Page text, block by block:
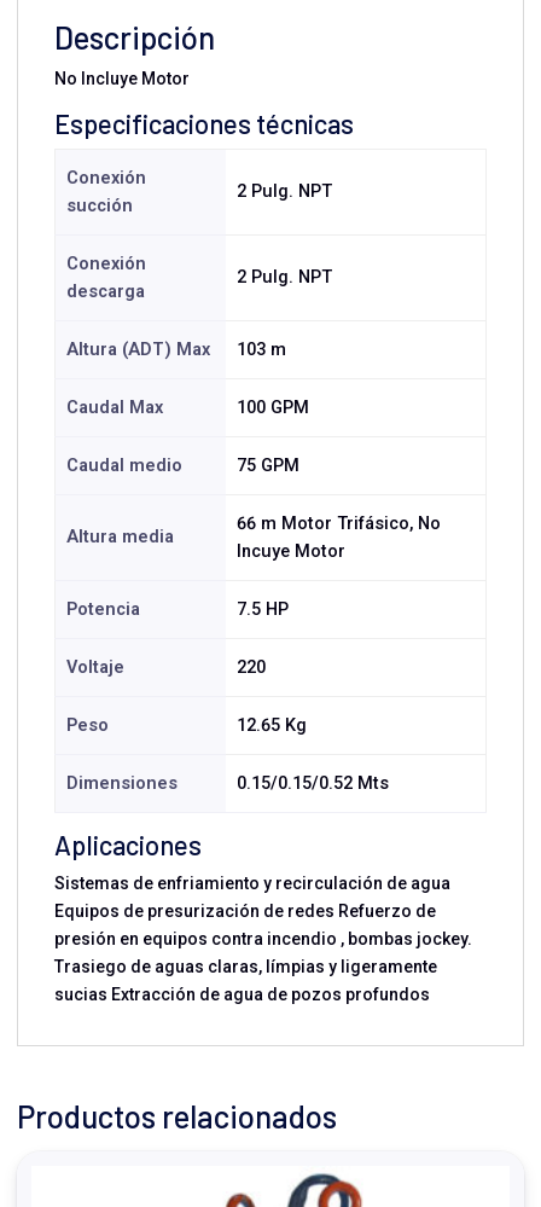
Descripción
No Incluye Motor
Especificaciones técnicas
Conexión
succión
2 Pulg. NPT
Conexión
descarga
2 Pulg. NPT
Altura (ADT) Max 103 m
Caudal Max 100 GPM
Caudal medio 75 GPM
Altura media
66 m Motor Trifásico, No
Incuye Motor
Potencia 7.5 HP
Voltaje 220
Peso 12.65 Kg
Dimensiones 0.15/0.15/0.52 Mts
Aplicaciones
Sistemas de enfriamiento y recirculación de agua
Equipos de presurización de redes Refuerzo de
presión en equipos contra incendio , bombas jockey.
Trasiego de aguas claras, límpias y ligeramente
sucias Extracción de agua de pozos profundos
Productos relacionados